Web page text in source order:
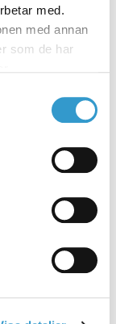
med.
med annan
som de har
ditt projekt.
kunna söka